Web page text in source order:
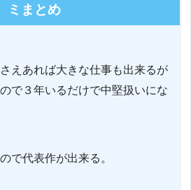
ミまとめ
えあれば大きな仕事も出来るが
で３年いるだけで中堅扱いにな
で代表作が出来る。